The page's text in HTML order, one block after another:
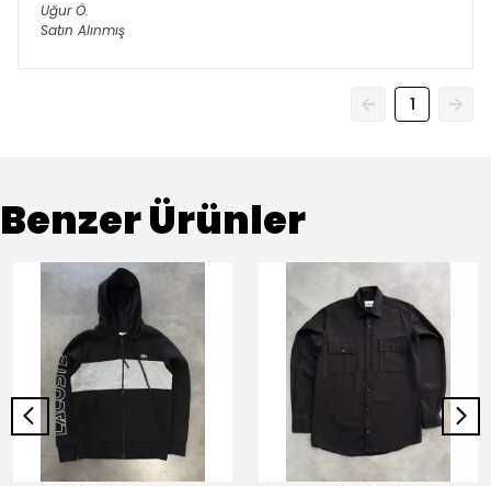
UğurÖ.
Satın Alınmış
1
Benzer Ürünler